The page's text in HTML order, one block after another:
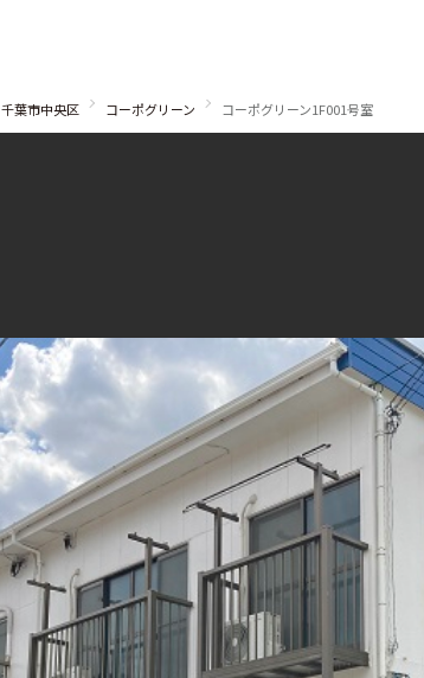
中国・四国 九州
千葉市中央区 コーポグリーン コーポグリーン1F001号室